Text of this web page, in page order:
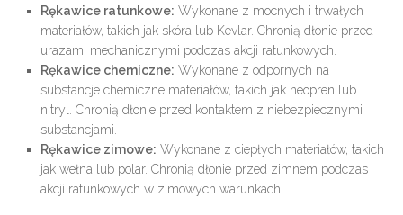
Rękawice ratunkowe: Wykonane z mocnych i trwałych
materiałów, takich jak skóra lub Kevlar. Chronią dłonie przed
urazami mechanicznymi podczas akcji ratunkowych.
Rękawice chemiczne: Wykonane z odpornych na
substancje chemiczne materiałów, takich jak neopren lub
nitryl. Chronią dłonie przed kontaktem z niebezpiecznymi
substancjami.
Rękawice zimowe: Wykonane z ciepłych materiałów, takich
jak wełna lub polar. Chronią dłonie przed zimnem podczas
akcji ratunkowych w zimowych warunkach.